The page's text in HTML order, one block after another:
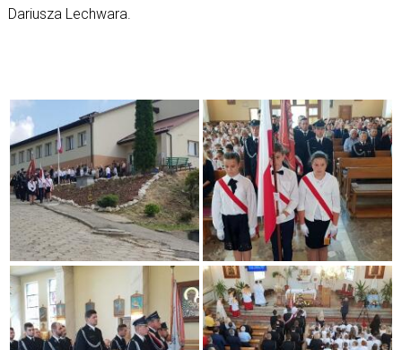
Dariusza Lechwara.